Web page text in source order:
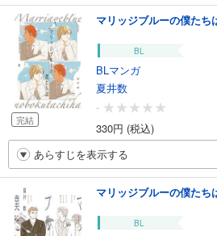
完結
マリッジブルーの僕たち
BL
BLマンガ
夏井数
-
330円 (税込)
あらすじを表示する
マリッジブルーの僕たち
BL